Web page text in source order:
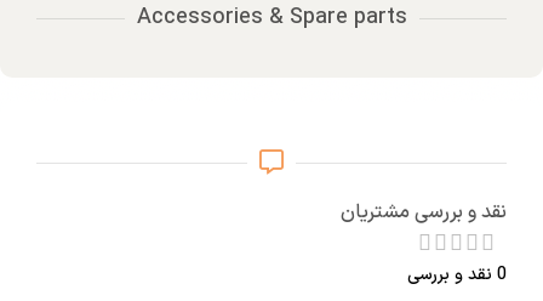
Accessories & Spare parts
نقد و بررسی مشتریان
0 نقد و بررسی